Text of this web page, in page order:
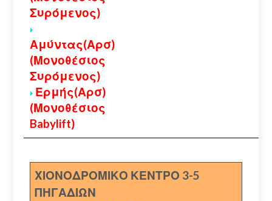
Συρόμενος)
Αμύντας(Αρσ)
(Μονοθέσιος
Συρόμενος)
Ερμής(Αρσ)
(Μονοθέσιος
Babylift)
ΧΙΟΝΟΔΡΟΜΙΚΟ ΚΕΝΤΡΟ 3-5
ΠΗΓΑΔΙΩΝ